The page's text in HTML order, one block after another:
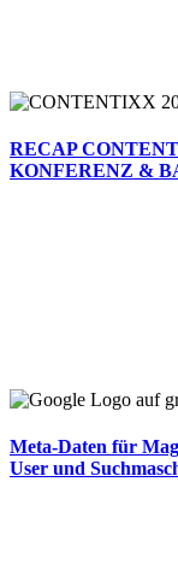
RECAP
KONFERENZ &
Meta-Daten für
User und